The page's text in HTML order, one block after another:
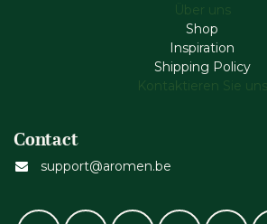
Über uns
Shop
Inspiration
Shipping Policy
Kontaktieren Sie uns
Contact
support@aromen.be